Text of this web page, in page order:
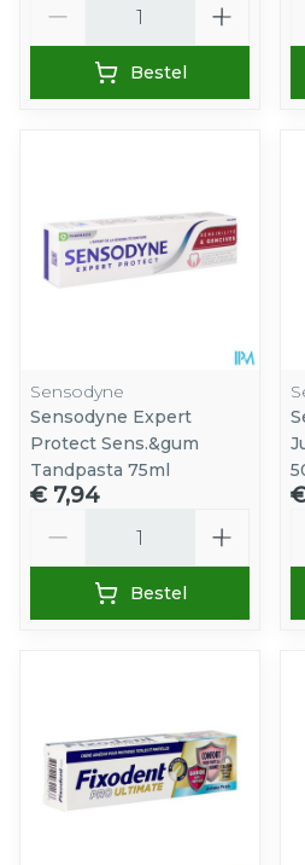
Bestel
Sensodyne
Sensodyne Expert
Protect Sens.&gum
Tandpasta 75ml
€ 7,94
Bestel